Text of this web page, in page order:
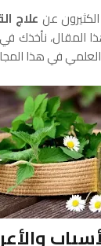
عن علاج
المقال، نأخذك
في هذا